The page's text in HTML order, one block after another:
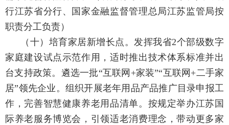
行江苏省分行、国家金融监督管理总局江苏监管局按
职责分工负责）
（十）培育家居新增长点。发挥我省2个部级数字
家庭建设试点示范作用，适时推出技术体系标准并出
台支持政策。遴选一批“互联网+家装”“互联网+二手家
居”领先企业。组织开展老年用品产品推广目录申报工
作，完善智慧健康养老用品清单。按规定举办江苏国
际养老服务博览会，引领适老消费理念，带动更多家